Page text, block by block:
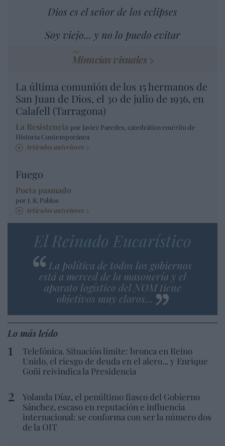
Dios es el señor de los eclipses
Soy viejo... y no lo puedo evitar
Minucias visuales
La última comunión de los 15 hermanos de
San Juan de Dios, el 30 de julio de 1936, en
Calafell (Tarragona)
La Resistencia por Javier Paredes, catedrático emérito de
Historia Contemporánea
Artículos anteriores
Fuego
Poeta pasmado
por J. R. Pablos
Artículos anteriores
El Reinado Eucarístico
La política de todos los gobiernos
está a merced de la masonería y el
aparato logístico del NOM tiene
objetivos muy claros…
Lo más leído
Telefónica. Situación límite: bronca en Reino
Unido, el riesgo de deuda en el alero... y Enrique
Goñi reivindica la Presidencia
Yolanda Díaz, el penúltimo fiasco del Gobierno
Sánchez, escaso en reputación e influencia
internacional: se conforma con ser la número dos
de la OIT